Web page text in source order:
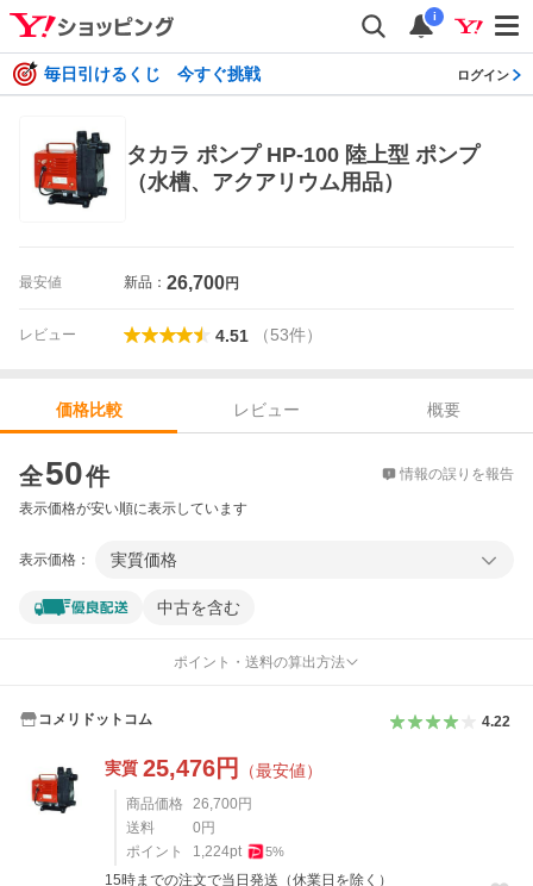
i
毎日引けるくじ 今すぐ挑戦 ログイン
タカラ ポンプ HP-100 陸上型 ポンプ
（水槽、アクアリウム用品）
最安値 新品： 26,700円
レビュー 4.51 （53件）
価格比較 レビュー
概要
全50件 情報の誤りを報告
表示価格が安い順に表示しています
表示価格： 実質価格
中古を含む
ポイント・送料の算出方法
コメリドットコム 4.22
実質 25,476円 （最安値）
商品価格 26,700 円
送料
0 円
ポイント
1,224pt 5%
15時までの注文で当日発送（休業日を除く）